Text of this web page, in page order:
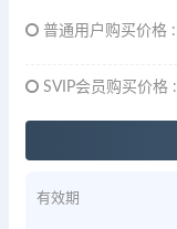
普通用户购买价格 :
SVIP会员购买价格 :
有效期